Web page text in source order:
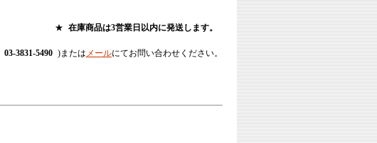
★ 在庫商品は3営業日以内に発送します。
03-3831-5490 )または メールにてお問い合わせください。